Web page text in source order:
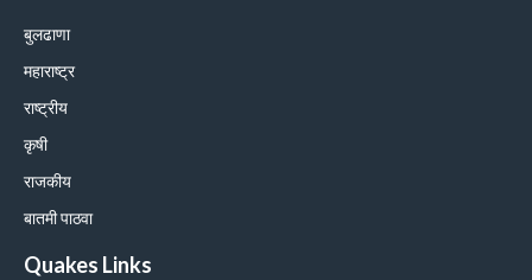
बुलढाणा
महाराष्ट्र
राष्ट्रीय
कृषी
राजकीय
बातमी पाठवा
Quakes Links